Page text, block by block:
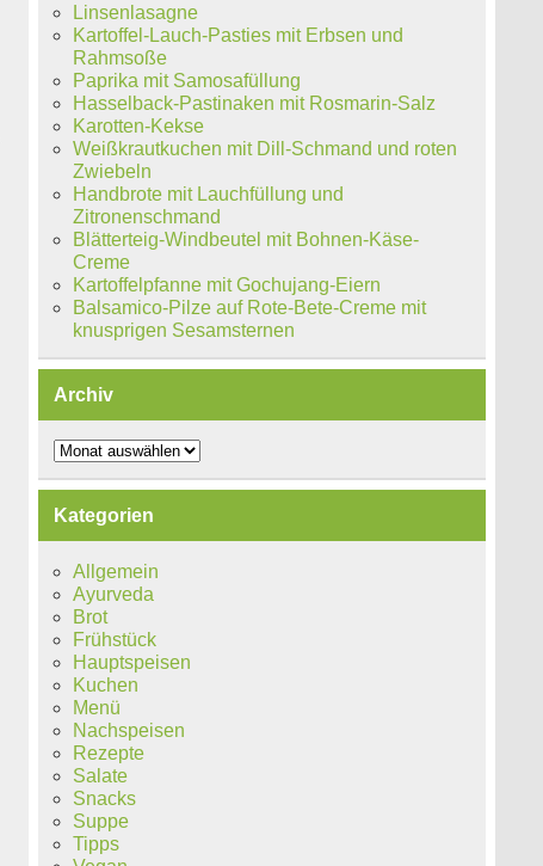
Linsenlasagne
Kartoffel-Lauch-Pasties mit Erbsen und
Rahmsoße
Paprika mit Samosafüllung
Hasselback-Pastinaken mit Rosmarin-Salz
Karotten-Kekse
Weißkrautkuchen mit Dill-Schmand und roten
Zwiebeln
Handbrote mit Lauchfüllung und
Zitronenschmand
Blätterteig-Windbeutel mit Bohnen-Käse-
Creme
Kartoffelpfanne mit Gochujang-Eiern
Balsamico-Pilze auf Rote-Bete-Creme mit
knusprigen Sesamsternen
Archiv
Archiv
Kategorien
Allgemein
Ayurveda
Brot
Frühstück
Hauptspeisen
Kuchen
Menü
Nachspeisen
Rezepte
Salate
Snacks
Suppe
Tipps